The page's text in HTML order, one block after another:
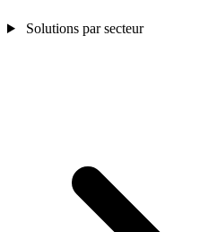
Solutions par secteur